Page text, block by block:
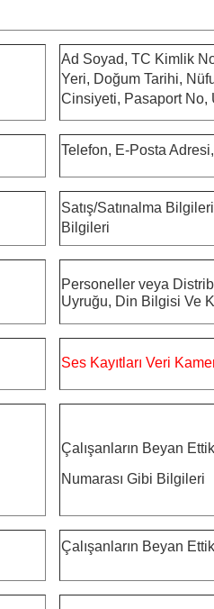
Ad Soyad, TC Kimlik
Yeri, Doğum Tarihi,
Cinsiyeti, Pasaport No,
Telefon, E-Posta
Satış/Satınalma
Bilgileri
Personeller veya
Uyruğu, Din Bilgisi Ve
Ses Kayıtları Veri
Çalışanların Beyan
Numarası Gibi Bilgileri
Çalışanların Beyan